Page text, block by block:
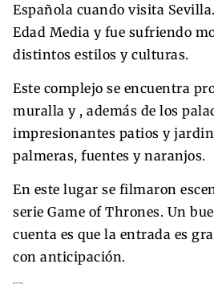
Española cuando visita
Edad Media y fue sufriendo
distintos estilos y culturas.
Este complejo se encuentra
muralla y , además de los
impresionantes patios y
palmeras, fuentes y naranjos.
En este lugar se filmaron
serie Game of Thrones. Un
cuenta es que la entrada es
con anticipación.